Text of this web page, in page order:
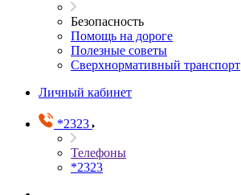
Безопасность
Помощь на дороге
Полезные советы
Сверхнормативный транспорт
Личный кабинет
*2323
Телефоны
*2323